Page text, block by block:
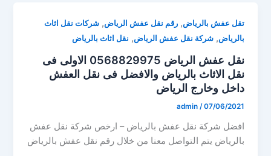
تقل عفش بالرياض,رقم نقل عفش الرياض,شركات نقل اثاث
بالرياض,شركة نقل عفش الرياض, نقل اثاث بالرياض
نقل عفش الرياض 0568829975 الاولى فى
نقل الاثاث بالرياض والافضل فى نقل العفش
داخل وخارج الرياض
admin /07/06/2021
افضل شركة نقل عفش بالرياض – ارخص شركة نقل عفش
بالرياض يتم التواصل معنا من خلال رقم نقل عفش بالرياض